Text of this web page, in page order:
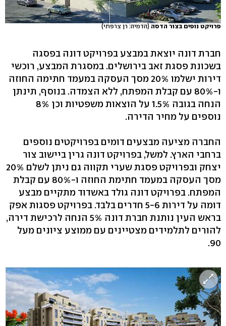
פרויקט נופים בצור הדסה (הדמיה: רן צרפתי)
חברת דונה יוצאת במבצע בפרויקט דונה בפסגה
בשכונת פסגת זאב בירושלים. במסגרת המבצע, רוכשי
דירות ישלמו 20% מסך העסקה במעמד חתימה החוזה
ו-80% עם קבלת המפתח, ללא הצמדה. בנוסף, תינתן
הנחה בגובה 1.5% על הוצאות משפטיות וכן 8%
נוספים על מחיר הדירה.
החברה מציעה מבצעים דומים בפרויקטים נוספים
ברחבי הארץ. למשל, בפרויקט דונה גרין ביישוב צור
יצחק ובפרויקט פסגת שערי תקווה גם ניתן לשלם 20%
מסך העסקה במעמד חתימת החוזה ו-80% עם קבלת
המפתח. בפרויקט דונה גולד באשדוד מתקיים מבצע
דומה על דירות 5-6 חדרים בלבד. בפרויקט פסגות אפק
בראש העין נותנת חברת דונה 5% הנחה לרכישת דירה,
להורים לתלמידים מצטיינים עם ממוצע ציונים מעל
90.